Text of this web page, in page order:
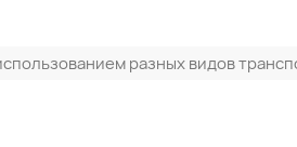
разных видов